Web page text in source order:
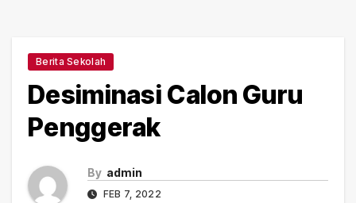
Berita Sekolah
Desiminasi Calon Guru
Penggerak
By admin
FEB 7, 2022